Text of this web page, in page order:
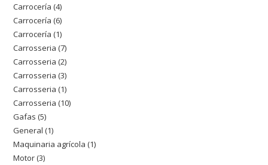
producto
Carrocería 44
productos
Carrocería 66
productos
Carrocería 11
producto
Carrosseria 77
productos
Carrosseria 22
productos
Carrosseria 33
productos
Carrosseria 11
producto
Carrosseria 1010
Gafas 55
productos
General 11
producto
Maquinaria agrícola 11
Motor 33